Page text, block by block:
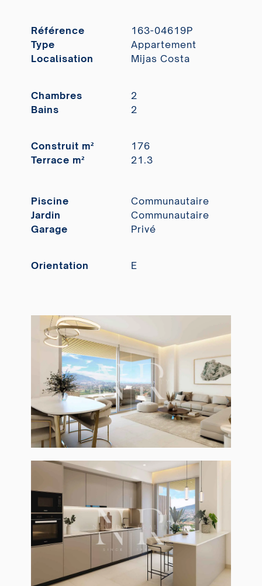
Référence
163-04619P
Type
Appartement
Localisation
Mijas Costa
Chambres
2
Bains
2
Construit m²
176
Terrace m²
21.3
Piscine
Communautaire
Jardin
Communautaire
Garage
Privé
Orientation E